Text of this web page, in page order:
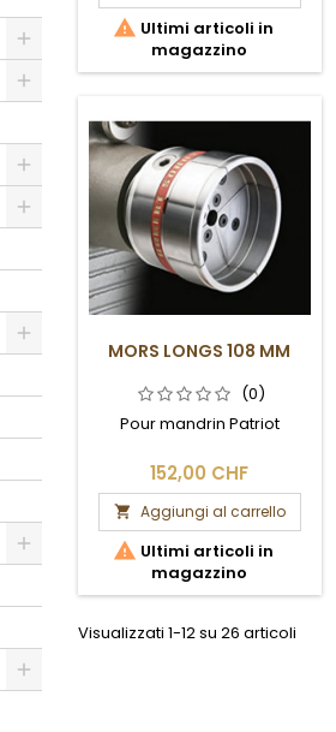
Toggle
Toggle
Toggle
Toggle
 Ultimi articoli in
magazzino
MORS LONGS 108 MM
(0)
Pour mandrin Patriot
152,00 CHF
 Aggiungi al carrello
 Ultimi articoli in
magazzino
Visualizzati 1-12 su 26 articoli